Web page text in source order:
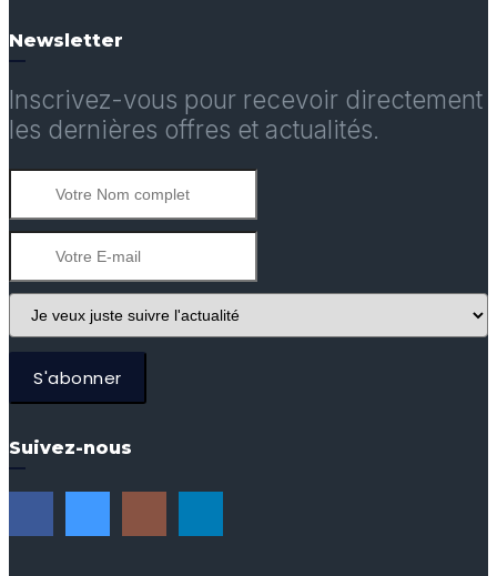
Newsletter
Inscrivez-vous pour recevoir directement
les dernières offres et actualités.
S'abonner
Suivez-nous